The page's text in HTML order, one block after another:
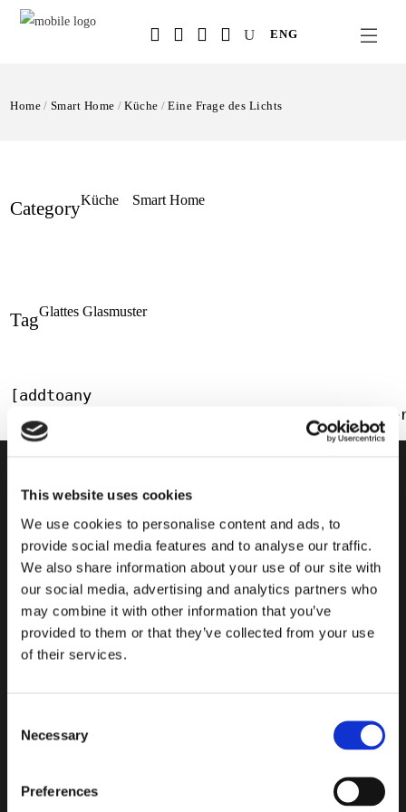
This website uses cookies
We use cookies to personalise content and ads, to
provide social media features and to analyse our traffic.
We also share information about your use of our site with
our social media, advertising and analytics partners who
may combine it with other information that you’ve
provided to them or that they’ve collected from your use
of their services.
Selection
Necessary
Preferences
Salta
ENG
Home Smart Home Küche Eine Frage des Lichts
CategoryKüche Smart Home
TagGlattes Glasmuster
[addtoany
WERDEN SIE TEIL UNSERER
COMMUNITY!
Abonnieren sie unseren newsletter und erhalten sie die neuesten
informationen uber undere produkte.
E-
Mail-
Geben
E-
ein,
PRODUKTEN